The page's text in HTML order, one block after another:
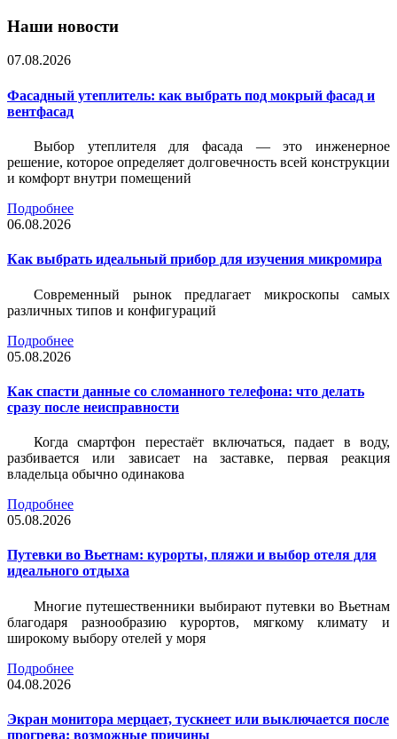
Наши новости
07.08.2026
Фасадный утеплитель: как выбрать под мокрый фасад и
вентфасад
Выбор утеплителя для фасада — это инженерное
решение, которое определяет долговечность всей конструкции
и комфорт внутри помещений
Подробнее
06.08.2026
Как выбрать идеальный прибор для изучения микромира
Современный рынок предлагает микроскопы самых
различных типов и конфигураций
Подробнее
05.08.2026
Как спасти данные со сломанного телефона: что делать
сразу после неисправности
Когда смартфон перестаёт включаться, падает в воду,
разбивается или зависает на заставке, первая реакция
владельца обычно одинакова
Подробнее
05.08.2026
Путевки во Вьетнам: курорты, пляжи и выбор отеля для
идеального отдыха
Многие путешественники выбирают путевки во Вьетнам
благодаря разнообразию курортов, мягкому климату и
широкому выбору отелей у моря
Подробнее
04.08.2026
Экран монитора мерцает, тускнеет или выключается после
прогрева: возможные причины